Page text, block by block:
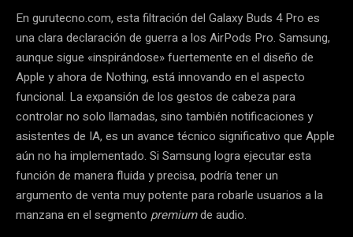
En gurutecno.com, esta filtración del Galaxy Buds 4 Pro es
una clara declaración de guerra a los AirPods Pro. Samsung,
aunque sigue «inspirándose» fuertemente en el diseño de
Apple y ahora de Nothing, está innovando en el aspecto
funcional. La expansión de los gestos de cabeza para
controlar no solo llamadas, sino también notificaciones y
asistentes de IA, es un avance técnico significativo que Apple
aún no ha implementado. Si Samsung logra ejecutar esta
función de manera fluida y precisa, podría tener un
argumento de venta muy potente para robarle usuarios a la
manzana en el segmento premiumde audio.